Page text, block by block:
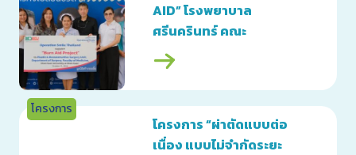
AID” โรงพยาบาล
ศรีนครินทร์ คณะ
แพทยศาสตร์ มหาวิทยาลัย
ขอนแก่น
โครงการ
โครงการ “ผ่าตัดแบบต่อ
เนื่อง แบบไม่จำกัดระยะ